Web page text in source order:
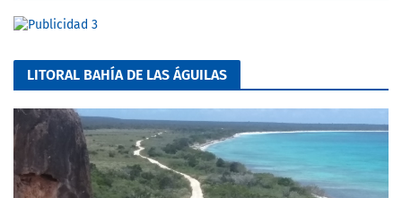
LITORAL BAHÍA DE LAS ÁGUILAS